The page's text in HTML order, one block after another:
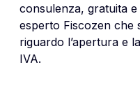
consulenza, gratuita
esperto Fiscozen che
riguardo l’apertura e
IVA.